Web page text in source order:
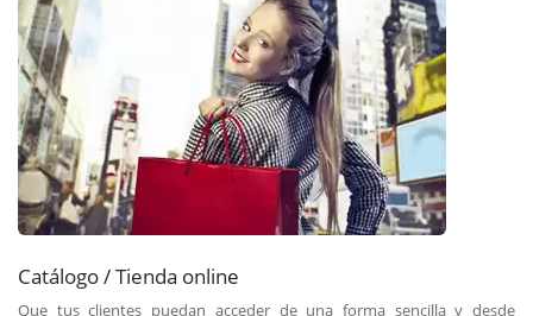
Catálogo / Tienda online
Que tus clientes puedan acceder de una forma sencilla y desde